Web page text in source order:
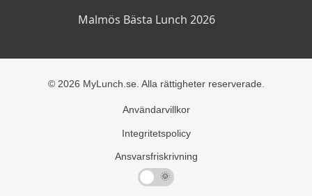
Malmös Bästa Lunch 2026
© 2026 MyLunch.se. Alla rättigheter reserverade.
Användarvillkor
Integritetspolicy
Ansvarsfriskrivning
🌜
🌞